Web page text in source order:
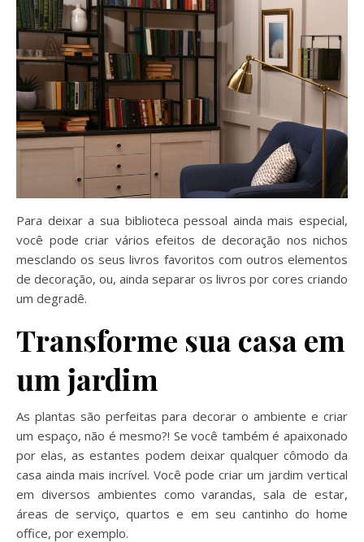
Para deixar a sua biblioteca pessoal ainda mais especial,
você pode criar vários efeitos de decoração nos nichos
mesclando os seus livros favoritos com outros elementos
de decoração, ou, ainda separar os livros por cores criando
um degradê.
Transforme sua casa em
um jardim
As plantas são perfeitas para decorar o ambiente e criar
um espaço, não é mesmo?! Se você também é apaixonado
por elas, as estantes podem deixar qualquer cômodo da
casa ainda mais incrível. Você pode criar um jardim vertical
em diversos ambientes como varandas, sala de estar,
áreas de serviço, quartos e em seu cantinho do home
office, por exemplo.